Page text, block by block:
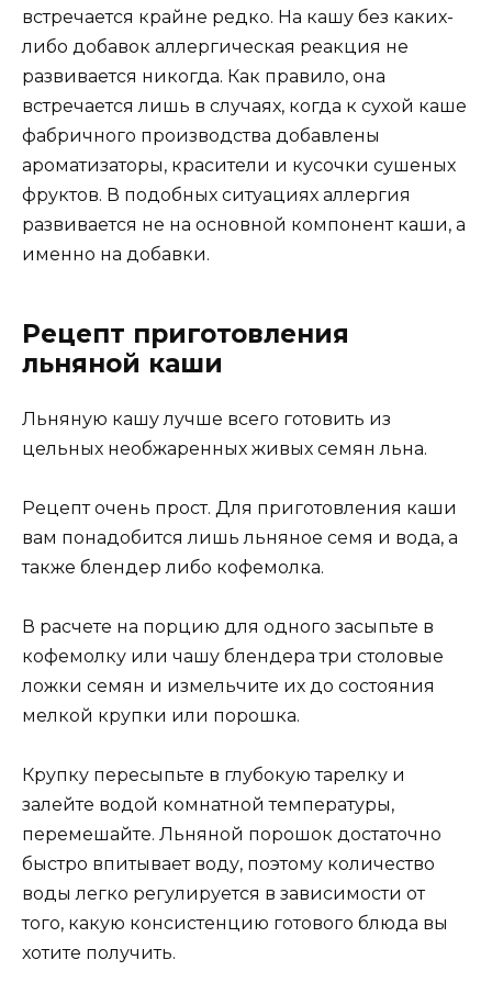
встречается крайне редко. На кашу без каких-
либо добавок аллергическая реакция не
развивается никогда. Как правило, она
встречается лишь в случаях, когда к сухой каше
фабричного производства добавлены
ароматизаторы, красители и кусочки сушеных
фруктов. В подобных ситуациях аллергия
развивается не на основной компонент каши, а
именно на добавки.
Рецепт приготовления
льняной каши
Льняную кашу лучше всего готовить из
цельных необжаренных живых семян льна.
Рецепт очень прост. Для приготовления каши
вам понадобится лишь льняное семя и вода, а
также блендер либо кофемолка.
В расчете на порцию для одного засыпьте в
кофемолку или чашу блендера три столовые
ложки семян и измельчите их до состояния
мелкой крупки или порошка.
Крупку пересыпьте в глубокую тарелку и
залейте водой комнатной температуры,
перемешайте. Льняной порошок достаточно
быстро впитывает воду, поэтому количество
воды легко регулируется в зависимости от
того, какую консистенцию готового блюда вы
хотите получить.